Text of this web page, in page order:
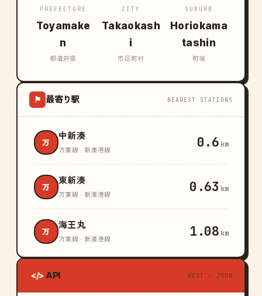
PREFECTURE
Toyamake
n
都道府県
CITY
Takaokash
i
市区町村
SUBURB
Horiokama
tashin
町域
⚑ 最寄り駅 NEAREST STATIONS
万
中新湊
万葉線 · 新湊港線 0.6 km
万
東新湊
万葉線 · 新湊港線 0.63 km
万
海王丸
万葉線 · 新湊港線 1.08 km
</> API REST · JSON